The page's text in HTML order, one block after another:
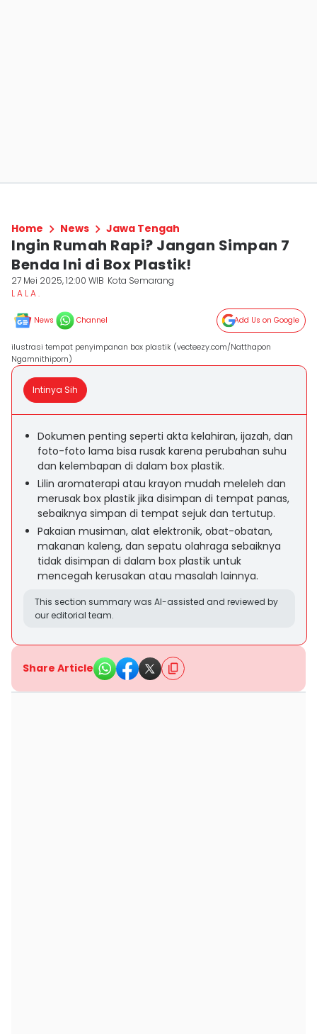
Home News Jawa Tengah
Ingin Rumah Rapi? Jangan Simpan 7
Benda Ini di Box Plastik!
27 Mei 2025, 12:00 WIB Kota Semarang
L A L A .
News Channel Add Us on Google
ilustrasi tempat penyimpanan box plastik (vecteezy.com/Natthapon
Ngamnithiporn)
Intinya Sih
Dokumen penting seperti akta kelahiran, ijazah, dan
foto-foto lama bisa rusak karena perubahan suhu
dan kelembapan di dalam box plastik.
Lilin aromaterapi atau krayon mudah meleleh dan
merusak box plastik jika disimpan di tempat panas,
sebaiknya simpan di tempat sejuk dan tertutup.
Pakaian musiman, alat elektronik, obat-obatan,
makanan kaleng, dan sepatu olahraga sebaiknya
tidak disimpan di dalam box plastik untuk
mencegah kerusakan atau masalah lainnya.
This section summary was AI-assisted and reviewed by
our editorial team.
Share Article